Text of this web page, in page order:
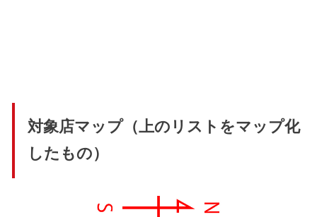
対象店マップ（上のリストをマップ化
したもの）